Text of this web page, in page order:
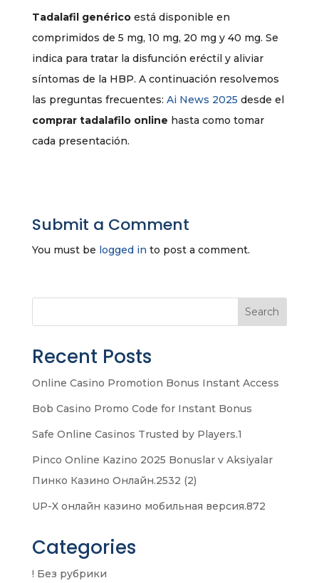
Tadalafil genéricoestá disponible en
comprimidos de 5 mg, 10 mg, 20 mg y 40 mg. Se
indica para tratar la disfunción eréctil y aliviar
síntomas de la HBP. A continuación resolvemos
las preguntas frecuentes: Ai News 2025 desde el
comprar tadalafilo online hasta como tomar
cada presentación.
Submit a Comment
You must be logged in to post a comment.
Search
Recent Posts
Online Casino Promotion Bonus Instant Access
Bob Casino Promo Code for Instant Bonus
Safe Online Casinos Trusted by Players.1
Pinco Online Kazino 2025 Bonuslar v Aksiyalar
Пинко Казино Онлайн.2532 (2)
UP-X онлайн казино мобильная версия.872
Categories
! Без рубрики